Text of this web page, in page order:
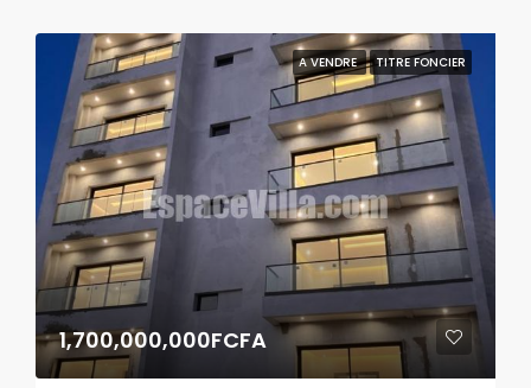
A VENDRE TITRE FONCIER
1,700,000,000FCFA